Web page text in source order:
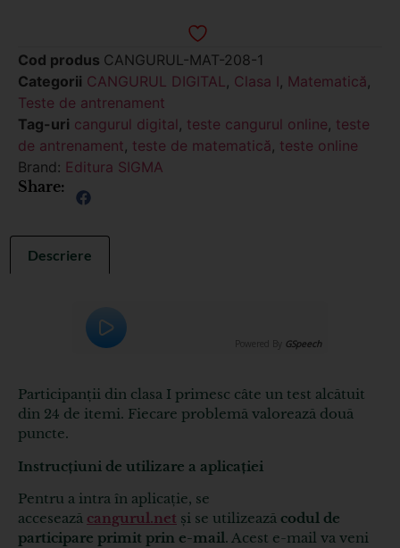
Cod produs CANGURUL-MAT-208-1
Categorii CANGURUL DIGITAL , Clasa I, Matematică,
Teste de antrenament
Tag-uri cangurul digital , teste cangurul online, teste
de antrenament, teste de matematică, teste online
Brand: Editura SIGMA
Share:
Descriere
Powered By GSpeech
Participanții din clasa I primesc câte un test alcătuit
din 24 de itemi. Fiecare problemă valorează două
puncte.
Instrucțiuni de utilizare a aplicației
Pentru a intra în aplicație, se
accesează cangurul.net și se utilizează codul de
participare primit prin e-mail. Acest e-mail va veni